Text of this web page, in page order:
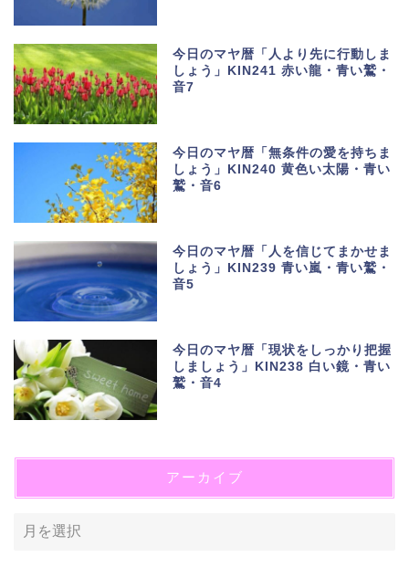
今日のマヤ暦「人より先に行動しま
しょう」KIN241 赤い龍・青い鷲・
音7
今日のマヤ暦「無条件の愛を持ちま
しょう」KIN240 黄色い太陽・青い
鷲・音6
今日のマヤ暦「人を信じてまかせま
しょう」KIN239 青い嵐・青い鷲・
音5
今日のマヤ暦「現状をしっかり把握
しましょう」KIN238 白い鏡・青い
鷲・音4
アーカイブ